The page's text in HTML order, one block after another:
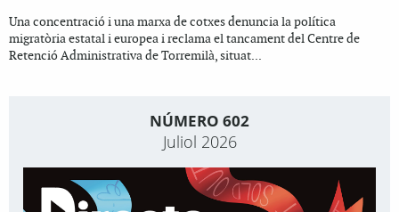
Una concentració i una marxa de cotxes denuncia la política
migratòria estatal i europea i reclama el tancament del Centre de
Retenció Administrativa de Torremilà, situat...
NÚMERO 602
Juliol 2026